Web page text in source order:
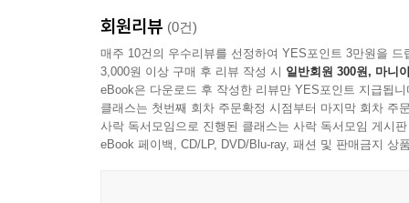
*Review: 두 개의 유닛을 공부한 후, 문제 풀이를
회원리뷰 (0건)
매주 10건의 우수리뷰를 선정하여 YES포인트 3만원을 드
3,000원 이상 구매 후 리뷰 작성 시 일반회원 300원, 마니
eBook은 다운로드 후 작성한 리뷰만 YES포인트 지급됩니
클래스는 첫번째 회차 주문확정 시점부터 마지막 회차 주
사락 독서모임으로 진행된 클래스는 사락 독서모임 게시
eBook 페이백, CD/LP, DVD/Blu-ray, 패션 및 판매금지 상